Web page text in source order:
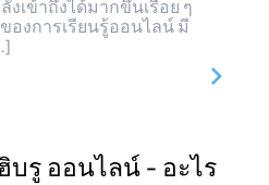
งเข้าถึงได้มากขึ้นเรื่อย ๆ
องการเรียนรู้ออนไลน์ มี
บรู ออนไลน์ - อะไร